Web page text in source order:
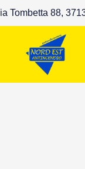
Tombetta 88,